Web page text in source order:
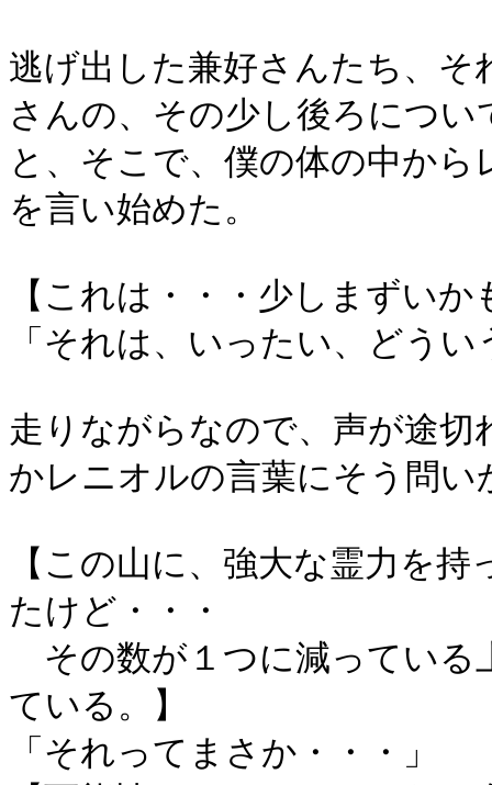
逃げ出した兼好さんたち、
さんの、その少し後ろにつ
と、そこで、僕の体の中か
を言い始めた。
【これは・・・少しまずい
「それは、いったい、どう
走りながらなので、声が途
かレニオルの言葉にそう問い
【この山に、強大な霊力を
たけど・・・
その数が１つに減っている
ている。】
「それってまさか・・・」